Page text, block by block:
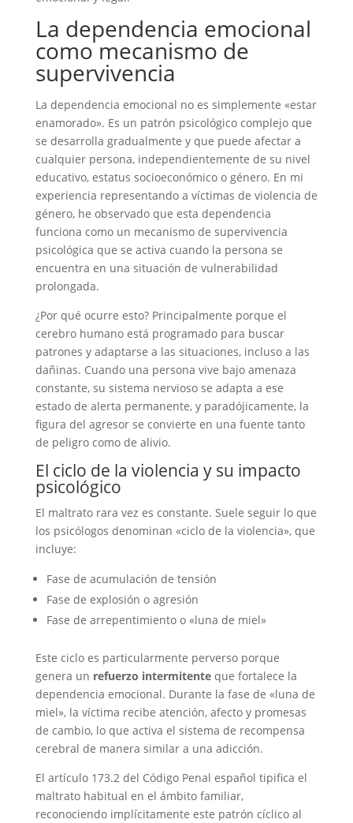
La dependencia emocional
como mecanismo de
supervivencia
La dependencia emocional no es simplemente «estar
enamorado». Es un patrón psicológico complejo que
se desarrolla gradualmente y que puede afectar a
cualquier persona, independientemente de su nivel
educativo, estatus socioeconómico o género. En mi
experiencia representando a víctimas de violencia de
género, he observado que esta dependencia
funciona como un mecanismo de supervivencia
psicológica que se activa cuando la persona se
encuentra en una situación de vulnerabilidad
prolongada.
¿Por qué ocurre esto? Principalmente porque el
cerebro humano está programado para buscar
patrones y adaptarse a las situaciones, incluso a las
dañinas. Cuando una persona vive bajo amenaza
constante, su sistema nervioso se adapta a ese
estado de alerta permanente, y paradójicamente, la
figura del agresor se convierte en una fuente tanto
de peligro como de alivio.
El ciclo de la violencia y su impacto
psicológico
El maltrato rara vez es constante. Suele seguir lo que
los psicólogos denominan «ciclo de la violencia», que
incluye:
Fase de acumulación de tensión
Fase de explosión o agresión
Fase de arrepentimiento o «luna de miel»
Este ciclo es particularmente perverso porque
genera un refuerzo intermitenteque fortalece la
dependencia emocional. Durante la fase de «luna de
miel», la víctima recibe atención, afecto y promesas
de cambio, lo que activa el sistema de recompensa
cerebral de manera similar a una adicción.
El artículo 173.2 del Código Penal español tipifica el
maltrato habitual en el ámbito familiar,
reconociendo implícitamente este patrón cíclico al